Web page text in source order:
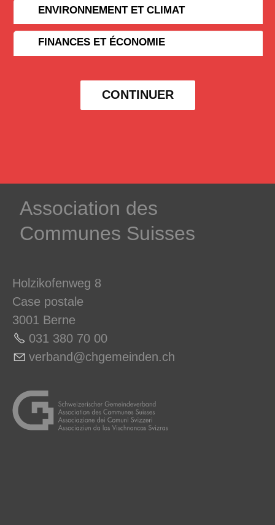
ENVIRONNEMENT ET CLIMAT
FINANCES ET ÉCONOMIE
CONTINUER
­Association des­
Communes ­Suisses
Holzikofenweg 8
Case postale
3001 Berne
031 380 70 00
v rb nd chg m nd n ch